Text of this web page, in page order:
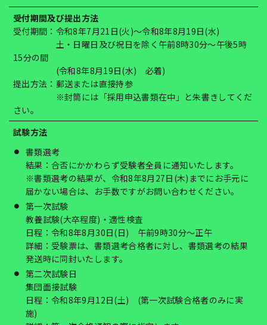
受付期間及び提出方法
受付期間：令和8年7月21日(火)～令和8年8月19日(水)
土・日曜日及び祝日を除く午前8時30分～午後5時
15分の間
(令和8年8月19日(水) 必着)
提出方法：郵送または直接持参
※封筒には「採用申込書類在中」と朱書きしてくだ
さい。
試験方法
書類選考
結果：合否にかかわらず受験者全員に通知いたします。
※書類選考の結果が、令和8年8月27日(木)までにお手元に
届かない場合は、お手数ですがお問い合わせください。
第一次試験
教養試験(大卒程度)・適性検査
日程：令和8年8月30日(日) 午前9時30分～正午
詳細：受験票は、書類選考合格者に対し、書類選考の結果
発送時に同封いたします。
第二次試験日
集団面接試験
日程：令和8年9月12日(土) (第一次試験合格者のみに実
施)